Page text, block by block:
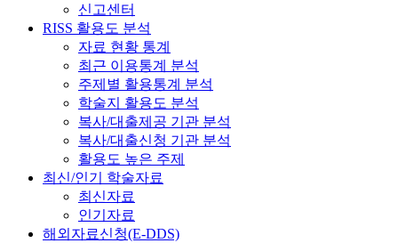
신고센터
RISS 활용도 분석
자료 현황 통계
최근 이용통계 분석
주제별 활용통계 분석
학술지 활용도 분석
복사/대출제공 기관 분석
복사/대출신청 기관 분석
활용도 높은 주제
최신/인기 학술자료
최신자료
인기자료
해외자료신청(E-DDS)